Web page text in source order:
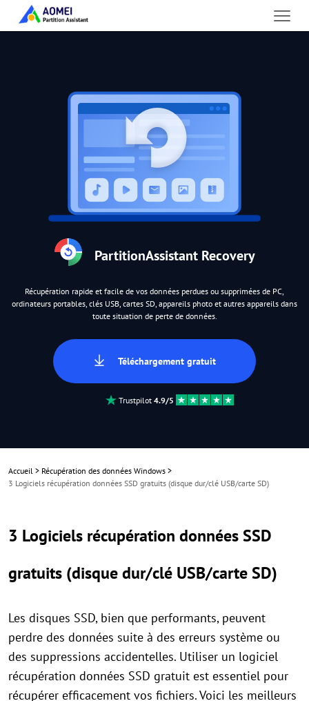
PartitionAssistant Recovery
Récupération rapide et facile de vos données perdues ou supprimées de PC,
ordinateurs portables, clés USB, cartes SD, appareils photo et autres appareils dans
toute situation de perte de données.
Téléchargement gratuit
Trustpilot 4.9/5
Accueil > Récupération des données Windows >
3 Logiciels récupération données SSD gratuits (disque dur/clé USB/carte SD)
3 Logiciels récupération données SSD
gratuits (disque dur/clé USB/carte SD)
Les disques SSD, bien que performants, peuvent
perdre des données suite à des erreurs système ou
des suppressions accidentelles. Utiliser un logiciel
récupération données SSD gratuit est essentiel pour
récupérer efficacement vos fichiers. Voici les meilleurs